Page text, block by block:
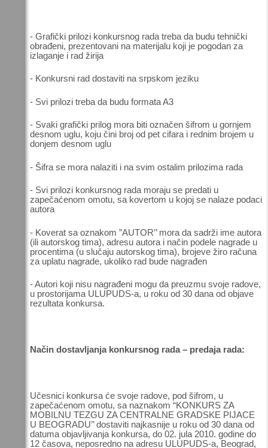
- Grafički prilozi konkursnog rada treba da budu tehnički
obrađeni, prezentovani na materijalu koji je pogodan za
izlaganje i rad žirija
- Konkursni rad dostaviti na srpskom jeziku
- Svi prilozi treba da budu formata A3
- Svaki grafički prilog mora biti označen šifrom u gornjem
desnom uglu, koju čini broj od pet cifara i rednim brojem u
donjem desnom uglu
- Šifra se mora nalaziti i na svim ostalim prilozima rada
- Svi prilozi konkursnog rada moraju se predati u
zapečaćenom omotu, sa kovertom u kojoj se nalaze podaci
autora
- Koverat sa oznakom ”AUTOR’’ mora da sadrži ime autora
(ili autorskog tima), adresu autora i način podele nagrade u
procentima (u slučaju autorskog tima), brojeve žiro računa
za uplatu nagrade, ukoliko rad bude nagrađen
- Autori koji nisu nagrađeni mogu da preuzmu svoje radove,
u prostorijama ULUPUDS-a, u roku od 30 dana od objave
rezultata konkursa.
Način dostavljanja konkursnog rada – predaja rada:
Učesnici konkursa će svoje radove, pod šifrom, u
zapečaćenom omotu, sa naznakom “KONKURS ZA
MOBILNU TEZGU ZA CENTRALNE GRADSKE PIJACE
U BEOGRADU’’ dostaviti najkasnije u roku od 30 dana od
datuma objavljivanja konkursa, do 02. jula 2010. godine do
12 časova, neposredno na adresu ULUPUDS-a, Beograd,